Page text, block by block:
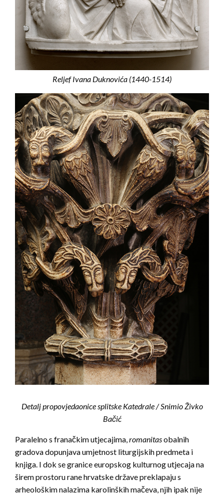
Reljef Ivana Duknovića (1440-1514)
Detalj propovjedaonice splitske Katedrale / Snimio Živko
Bačić
Paralelno s franačkim utjecajima, romanitasobalnih
gradova dopunjava umjetnost liturgijskih predmeta i
knjiga. I dok se granice europskog kulturnog utjecaja na
širem prostoru rane hrvatske države preklapaju s
arheološkim nalazima karolinških mačeva, njih ipak nije